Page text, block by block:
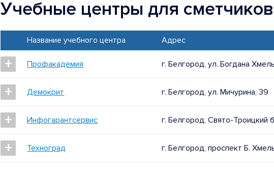
Учебные центры для сметчиков
Название учебного центра Адрес
+ Профакадемия г. Белгород, ул. Богдана
+ Демокрит г. Белгород, ул. Мичурина, 39
+ Инфогарантсервис г. Белгород, Свято-Троицкий
+ Техноград г. Белгород, проспект Б.